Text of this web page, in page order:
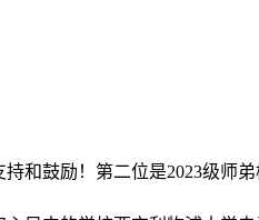
和鼓励！第二位是2023级师